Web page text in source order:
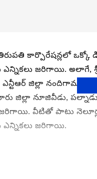
తిరుపతి కార్పొరేషన్లలో
ఎన్నికలు జరిగాయి. అలాగే,
జిల్లా నందిగామ
జిల్లా నూజివీడు,
వీటితో పాటు
ఎన్నికలు జ‌రిగాయి.